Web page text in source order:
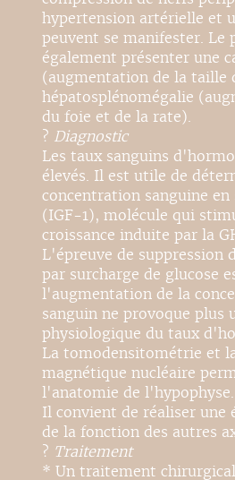
hypertension artérielle et
peuvent se manifester. Le
également présenter une
(augmentation de la taille
hépatosplénomégalie
du foie et de la rate).
? Diagnostic
Les taux sanguins
élevés. Il est utile de
concentration sanguine en
(IGF-1), molécule qui
croissance induite par la
L'épreuve de suppression
par surcharge de glucose
l'augmentation de la
sanguin ne provoque plus
physiologique du taux
La tomodensitométrie et
magnétique nucléaire
l'anatomie de l'hypophyse.
Il convient de réaliser une
de la fonction des autres
? Traitement
* Un traitement